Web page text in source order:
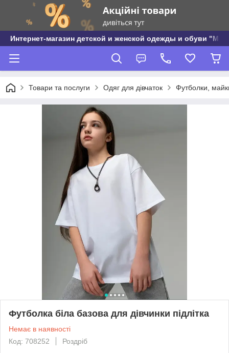
Интернет-магазин детской и женской одежды и обуви
Товари та послуги Одяг для дівчаток Футболки,
Футболка біла базова для дівчинки підлітка
Немає в наявності
Код: 708252
Роздріб